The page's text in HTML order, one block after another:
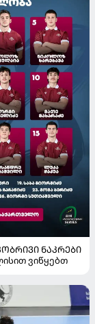
ᲜᲐᲙᲠᲔᲑᲘ
ვიწყებთ